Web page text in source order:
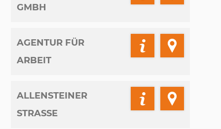
GMBH
AGENTUR FÜR
ARBEIT
ALLENSTEINER
STRASSE